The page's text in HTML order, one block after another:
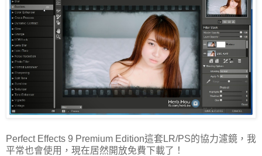
Perfect Effects 9 Premium Edition這套LR/PS的協力濾鏡，我
平常也會使用，現在居然開放免費下載了！